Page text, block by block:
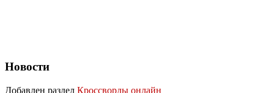
Новости
Добавлен раздел Кроссворды онлайн